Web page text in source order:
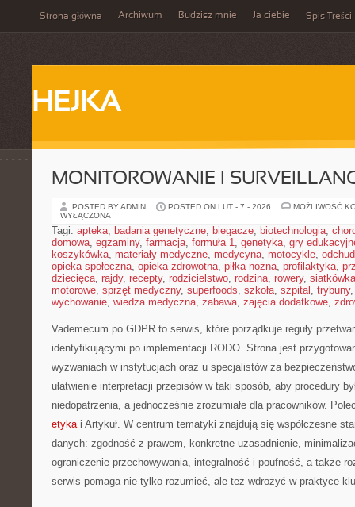
Strona główna Archiwum Budzisz mnie Ja ciebie Spis Treści
HEJKA
MONITOROWANIE I
POSTED BY ADMIN POSTED ON LUT - 7 - 2026
MOŻLIWOŚĆ
WYŁĄCZONA
Tagi: apteka, badania genetyczne, biegacze, biotechnologia,
domowa, egzaminy, farmacja, formuła 1, genetyka, gry
koszykówka, materiały medyczne, medycyna, motocykle,
opieka społeczna, opieka zdrowotna, piłka nożna, profilaktyka,
dziecięca, rajdy, recepty, rodzicielstwo, rodzina, rowery, siatkówka
motorowe, sprzęt medyczny, superfoods, szkoła, szpital , trybuny
wychowanie, wiedza medyczna, zabawa, zajęcia dodatkowe,
Vademecum po GDPR to serwis, które porządkuje reguły
identyfikującymi po implementacji RODO. Strona jest
wyzwaniach w instytucjach oraz u specjalistów za
ułatwienie interpretacji przepisów w taki sposób, aby procedury
niedopatrzenia, a jednocześnie zrozumiałe dla pracowników.
etykai Artykuł. W centrum tematyki znajdują się współczesne
danych: zgodność z prawem, konkretne uzasadnienie,
ograniczenie przechowywania, integralność i poufność, a także
serwis pomaga nie tylko rozumieć, ale też wdrożyć w praktyce